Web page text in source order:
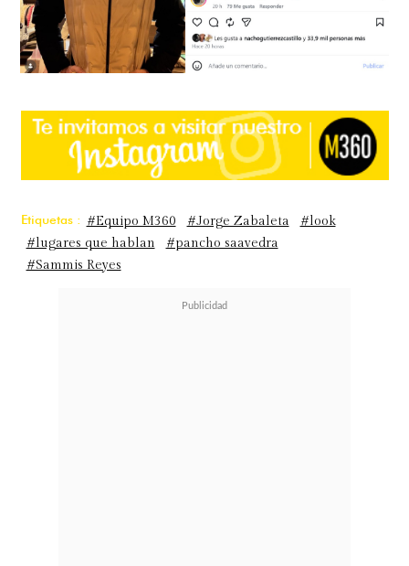
Etiquetas : #Equipo M360 #Jorge Zabaleta
#look
#lugares que hablan
#pancho saavedra
#Sammis Reyes